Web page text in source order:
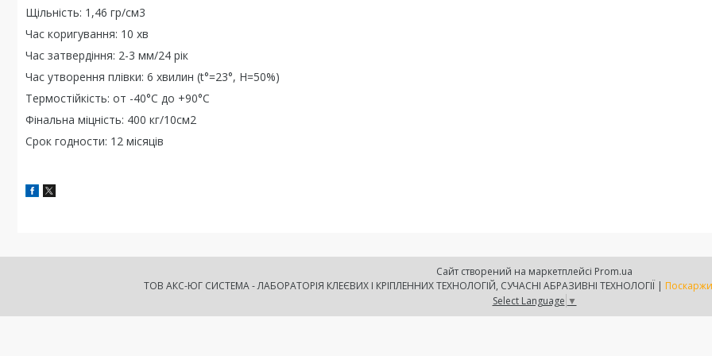
Щільність: 1,46 гр/см3
Час коригування: 10 хв
Час затвердіння: 2-3 мм/24 рік
Час утворення плівки: 6 хвилин (t°=23°, H=50%)
Термостійкість: от -40°C до +90°C
Фінальна міцність: 400 кг/10см2
Срок годности: 12 місяців
Сайт створений на маркетплейсі Prom.ua
ТОВ АКС-ЮГ СИСТЕМА - ЛАБОРАТОРІЯ КЛЕЄВИХ І КРІПЛЕННИХ ТЕХНОЛОГІЙ, СУЧАСНІ АБРАЗИВНІ ТЕХНОЛОГІЇ |
Select Language ▼